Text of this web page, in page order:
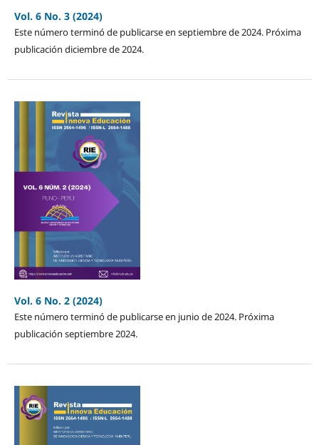
Vol. 6 No. 3 (2024)
Este número terminó de publicarse en septiembre de 2024. Próxima
publicación diciembre de 2024.
Vol. 6 No. 2 (2024)
Este número terminó de publicarse en junio de 2024. Próxima
publicación septiembre 2024.